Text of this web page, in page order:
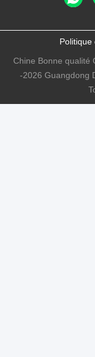
Politique
Chine Bonne qualité
-2026 Guangdong